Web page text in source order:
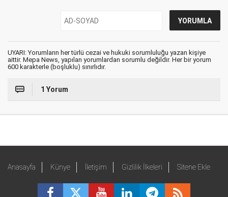
UYARI: Yorumların her türlü cezai ve hukuki sorumluluğu yazan kişiye
aittir. Mepa News, yapılan yorumlardan sorumlu değildir. Her bir yorum
600 karakterle (boşluklu) sınırlıdır.
1 Yorum
Anasayfa Künye İletişim Gizlilik İlkeleri Sitene Ekle